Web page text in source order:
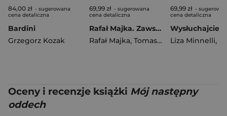
84,00 zł - sugerowana
cena detaliczna
Bardini
Grzegorz Kozak
69,99 zł - sugerowana
cena detaliczna
Rafał Majka. Zawsze z przodu. Rozmawia Tomasz Kalemba - książka z autografem
Rafał Majka, Tomasz Kalemba
69,99 zł -
cena detaliczna
Wysłuchajcie
Liza Minnelli,
Oceny i recenzje książki Mój następny
oddech